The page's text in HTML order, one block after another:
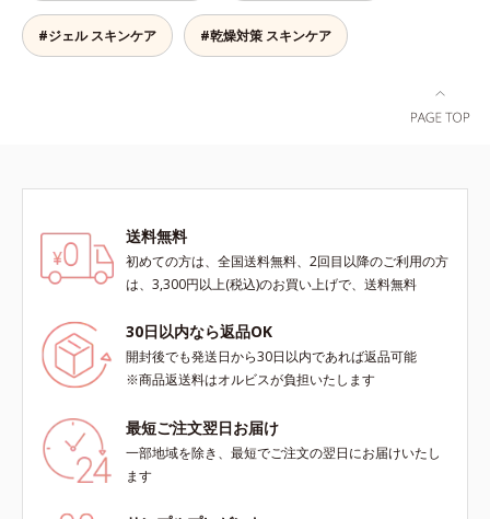
ンの第三のルートに着目し、日本放
射線影響学会第53回大会で2010年
キス(2)*9 乾燥など
ミ・ソバカスを防ぐ*3 うるおいに
よる透明感のある肌*4 日本化粧品
業界で初めてメラニンの第三のルー
表したこと*5 うるおいによる*6 メ
層まで*3 年齢を重ねた肌*4 メラニ
ンが過剰に生成する状態
配合することにより、水でも油でも
実現できなかった、“濃密なうるお
い感”と“ベタつかない”、相反する2
を叶えます。*1 保湿*2 年齢に応じ
保湿成分*5 角層内
#ジェル スキンケア #乾燥対策 スキンケア
送料無料
初めての方は、全国送料無料、2回目以降のご利用の方
は、3,300円以上(税込)のお買い上げで、送料無料
30日以内なら返品OK
開封後でも発送日から30日以内であれば返品可能
※商品返送料はオルビスが負担いたします
最短ご注文翌日お届け
一部地域を除き、最短でご注文の翌日にお届けいたし
ます